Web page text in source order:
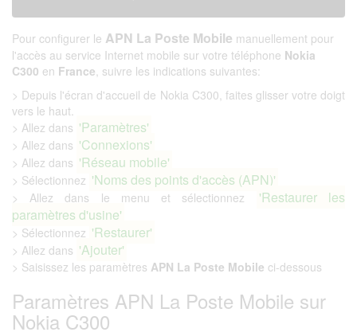
Pour configurer le APN La Poste Mobile manuellement pour
l'accès au service Internet mobile sur votre téléphone Nokia
C300 en France, suivre les indications suivantes:
> Depuis l'écran d'accueil de Nokia C300, faites glisser votre doigt
vers le haut.
> Allez dans 'Paramètres'
> Allez dans 'Connexions'
> Allez dans 'Réseau mobile'
> Sélectionnez 'Noms des points d'accès (APN)'
> Allez dans le menu et sélectionnez
'Restaurer les
paramètres d'usine'
> Sélectionnez 'Restaurer'
> Allez dans 'Ajouter'
> Saisissez les paramètres APN La Poste Mobile ci-dessous
Paramètres APN La Poste Mobile sur
Nokia C300